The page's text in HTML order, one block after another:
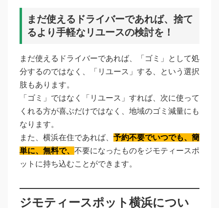
まだ使えるドライバーであれば、捨て
るより手軽なリユースの検討を！
まだ使えるドライバーであれば、「ゴミ」として処
分するのではなく、「リユース」する、という選択
肢もあります。
「ゴミ」ではなく「リユース」すれば、次に使って
くれる方が喜ぶだけではなく、地域のゴミ減量にも
なります。
また、横浜在住であれば、 予約不要でいつでも、簡
単に、無料で、 不要になったものをジモティースポ
ットに持ち込むことができます。
ジモティースポット横浜につい